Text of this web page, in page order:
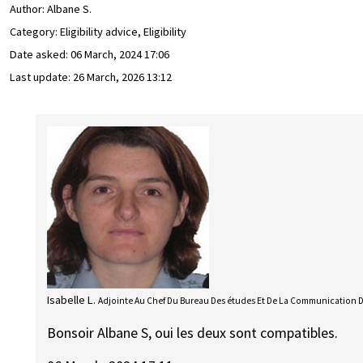
Author: Albane S.
Category: Eligibility advice, Eligibility
Date asked: 06 March, 2024 17:06
Last update: 26 March, 2026 13:12
Isabelle L. Adjointe Au Chef Du Bureau Des études Et De La Communication
Bonsoir Albane S, oui les deux sont compatibles.